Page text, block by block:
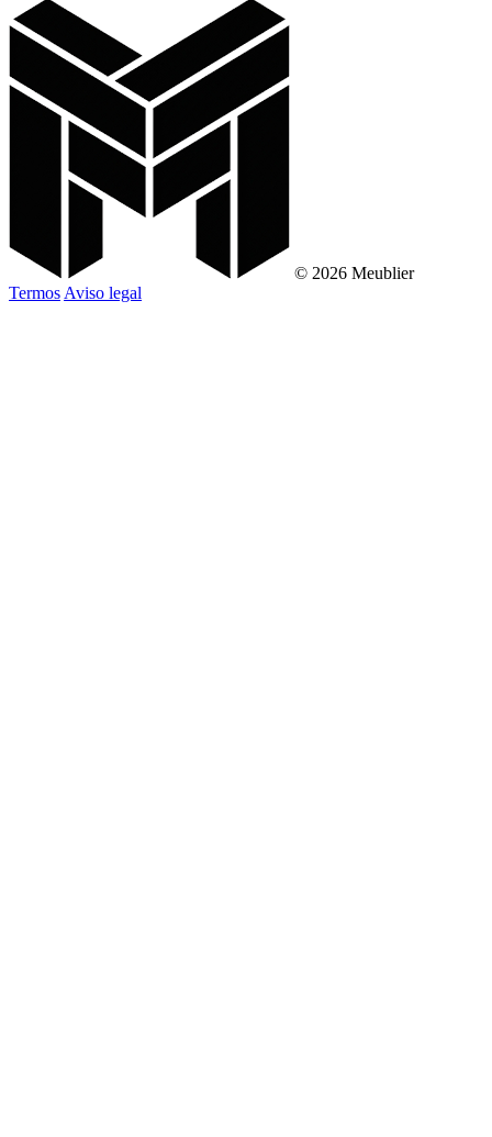
© 2026 Meublier
Termos Aviso legal